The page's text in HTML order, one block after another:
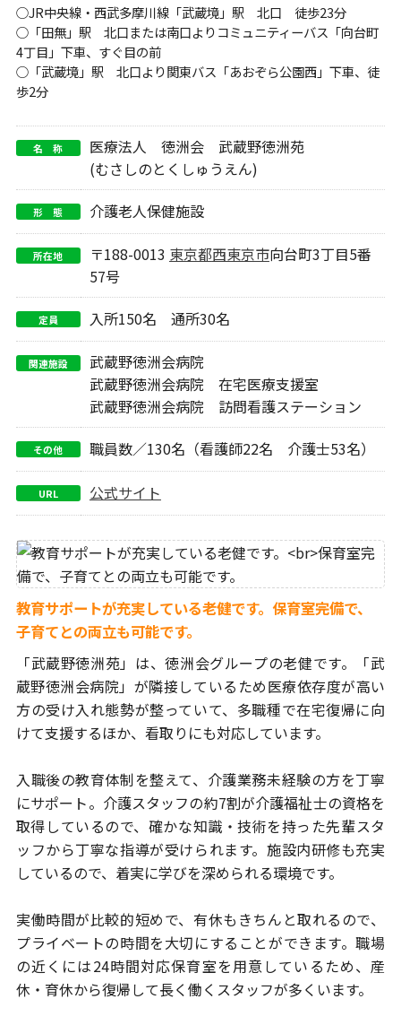
○JR中央線・西武多摩川線「武蔵境」駅 北口 徒歩23分
○「田無」駅 北口または南口よりコミュニティーバス「向台町
4丁目」下車、すぐ目の前
○「武蔵境」駅 北口より関東バス「あおぞら公園西」下車、徒
歩2分
名 称
医療法人 徳洲会 武蔵野徳洲苑
(むさしのとくしゅうえん)
形 態 介護老人保健施設
所在地 〒188-0013 東京都西東京市向台町3丁目5番
57号
定員 入所150名 通所30名
関連施設
武蔵野徳洲会病院
武蔵野徳洲会病院 在宅医療支援室
武蔵野徳洲会病院 訪問看護ステーション
その他 職員数／130名（看護師22名 介護士53名）
URL 公式サイト
教育サポートが充実している老健です。 保育室完備で、
子育てとの両立も可能です。
「武蔵野徳洲苑」は、徳洲会グループの老健です。「武
蔵野徳洲会病院」 が隣接しているため医療依存度が高い
方の受け入れ態勢が整っていて、 多職種で在宅復帰に向
けて支援するほか、看取りにも対応しています。
入職後の教育体制を整えて、介護業務未経験の方を丁寧
にサポート。 介護スタッフの約7割が介護福祉士の資格を
取得しているので、 確かな知識・技術を持った先輩スタ
ッフから丁寧な指導が受けられます。 施設内研修も充実
しているので、着実に学びを深められる環境です。
実働時間が比較的短めで、有休もきちんと取れるので、
プライベートの時間を大切にすることができます。職場
の近くには24時間対応保育室を用意しているため、産
休・育休から復帰して長く働くスタッフが多くいます。